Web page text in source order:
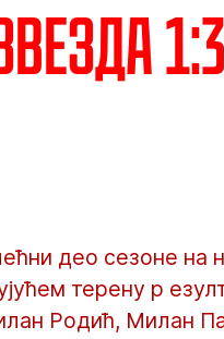
део сезоне на
терену р
Родић, Милан